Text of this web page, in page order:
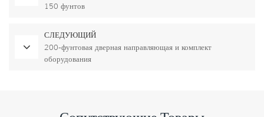
150 фунтов
СЛЕДУЮЩИЙ
200-фунтовая дверная направляющая и комплект
оборудования